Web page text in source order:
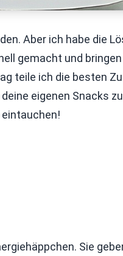
Aber ich habe die
gemacht und
teile ich die besten
eigenen Snacks
Sie